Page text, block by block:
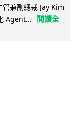
兼副總裁 Jay Kim
Agent...
閱讀全